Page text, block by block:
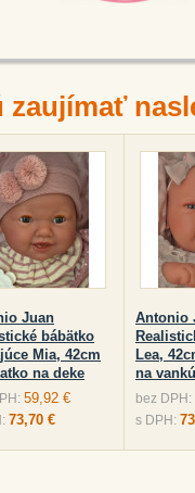
zaujímať
Juan
bábätko
Mia, 42cm
na deke
59,92 €
73,70 €
Antonio
Lea,
na
bez DPH:
s DPH: